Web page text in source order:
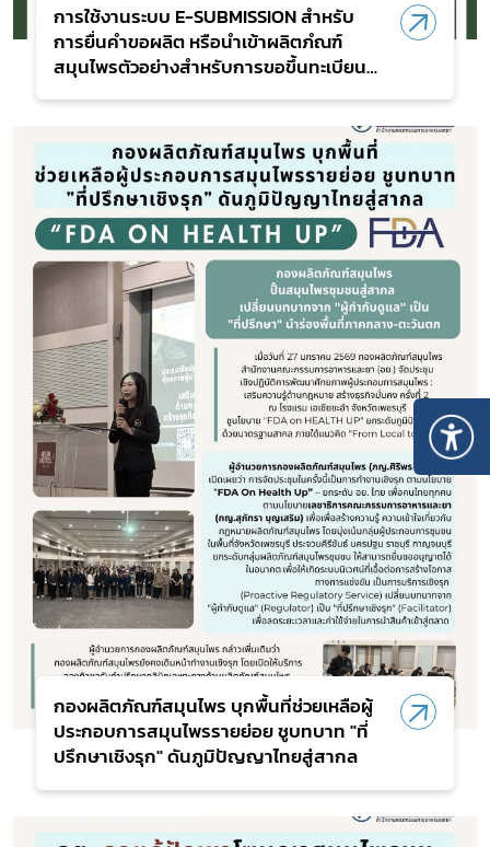
การใช้งานระบบ E-SUBMISSION สำหรับ
การยื่นคำขอผลิต หรือนำเข้าผลิตภํณฑ์
สมุนไพรตัวอย่างสำหรับการขอขึ้นทะเบียน
กองผลิตภัณฑ์สมุนไพร บุกพื้นที่ช่วยเหลือผู้
ประกอบการสมุนไพรรายย่อย ชูบทบาท "ที่
ปรึกษาเชิงรุก" ดันภูมิปัญญาไทยสู่สากล